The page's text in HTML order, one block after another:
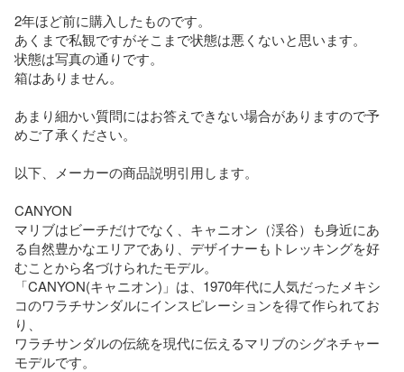
2年ほど前に購入したものです。
あくまで私観ですがそこまで状態は悪くないと思います。
状態は写真の通りです。
箱はありません。
あまり細かい質問にはお答えできない場合がありますので予
めご了承ください。
以下、メーカーの商品説明引用します。
CANYON
マリブはビーチだけでなく、キャニオン（渓谷）も身近にあ
る自然豊かなエリアであり、デザイナーもトレッキングを好
むことから名づけられたモデル。
「CANYON(キャニオン)」は、1970年代に人気だったメキシ
コのワラチサンダルにインスピレーションを得て作られてお
り、
ワラチサンダルの伝統を現代に伝えるマリブのシグネチャー
モデルです。